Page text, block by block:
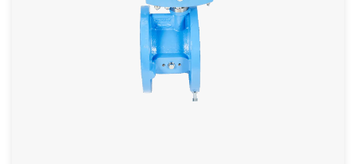
Sehr gute Reproduzierbarkeit
Langlebig, wartungsarm und robust
Horizontale oder vertikale Einbaulage möglich
Sonderausführungen für korrosive Gase (z.B.